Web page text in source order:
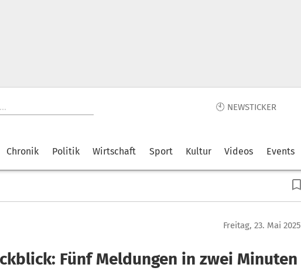
🕙 NEWSTICKER
Chronik Politik Wirtschaft Sport Kultur Videos Events
Freitag, 23. Mai 2025
Fünf Meldungen in zwei Minuten